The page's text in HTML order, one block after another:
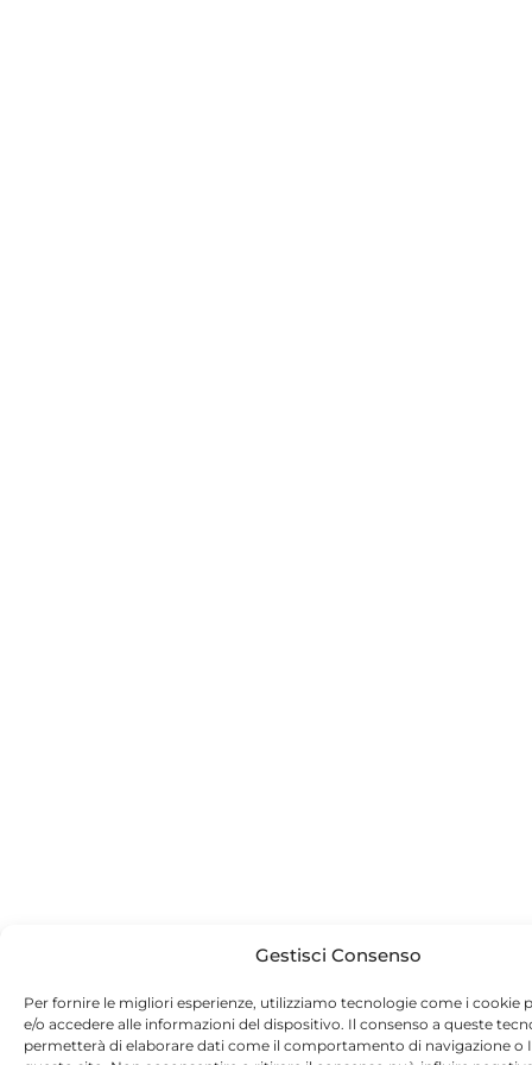
Gestisci Consenso
Per fornire le migliori esperienze, utilizziamo tecnologie come i cookie
e/o accedere alle informazioni del dispositivo. Il consenso a queste
permetterà di elaborare dati come il comportamento di navigazione o